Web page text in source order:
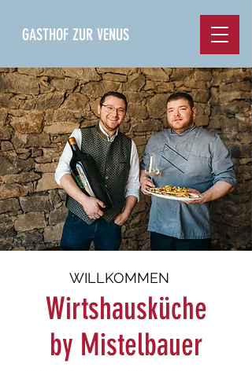
GASTHOF ZUR VENUS
WILLKOMMEN
Wirtshausküche
by Mistelbauer